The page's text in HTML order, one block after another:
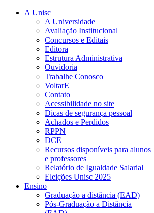
A Unisc
A Universidade
Avaliação Institucional
Concursos e Editais
Editora
Estrutura Administrativa
Ouvidoria
Trabalhe Conosco
VoltarE
Contato
Acessibilidade no site
Dicas de segurança pessoal
Achados e Perdidos
RPPN
DCE
Recursos disponíveis para alunos
e professores
Relatório de Igualdade Salarial
Eleições Unisc 2025
Ensino
Graduação a distância (EAD)
Pós-Graduação a Distância